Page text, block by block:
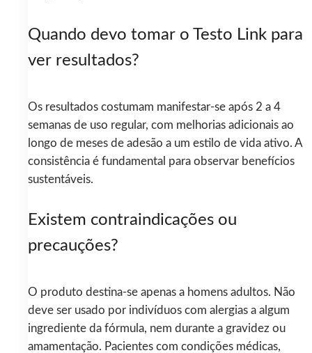
Quando devo tomar o Testo Link para
ver resultados?
Os resultados costumam manifestar‑se após 2 a 4
semanas de uso regular, com melhorias adicionais ao
longo de meses de adesão a um estilo de vida ativo. A
consistência é fundamental para observar benefícios
sustentáveis.
Existem contraindicações ou
precauções?
O produto destina‑se apenas a homens adultos. Não
deve ser usado por indivíduos com alergias a algum
ingrediente da fórmula, nem durante a gravidez ou
amamentação. Pacientes com condições médicas,